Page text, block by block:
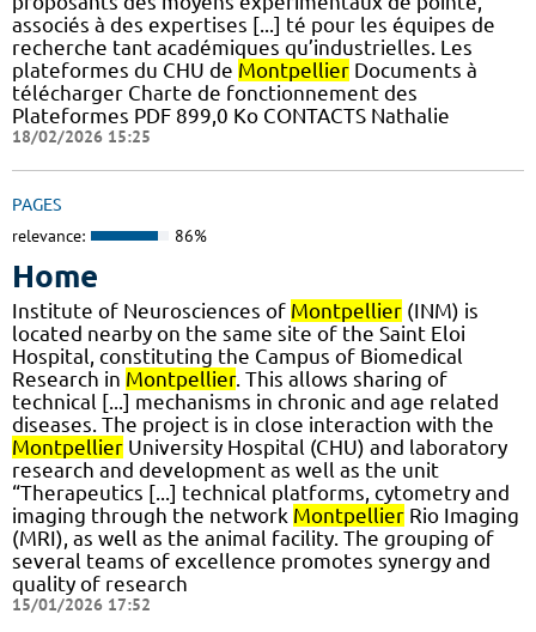
associés à des expertises [...] té pour les équipes de
recherche tant académiques qu’industrielles. Les
plateformes du CHU de Montpellier Documents à
télécharger Charte de fonctionnement des
Plateformes PDF 899,0 Ko CONTACTS Nathalie
18/02/2026 15:25
PAGES
relevance: 86%
Home
Institute of Neurosciences of Montpellier (INM) is
located nearby on the same site of the Saint Eloi
Hospital, constituting the Campus of Biomedical
Research in Montpellier. This allows sharing of
technical [...] mechanisms in chronic and age related
diseases. The project is in close interaction with the
Montpellier University Hospital (CHU) and laboratory
research and development as well as the unit
“Therapeutics [...] technical platforms, cytometry and
imaging through the network Montpellier Rio Imaging
(MRI), as well as the animal facility. The grouping of
several teams of excellence promotes synergy and
quality of research
15/01/2026 17:52